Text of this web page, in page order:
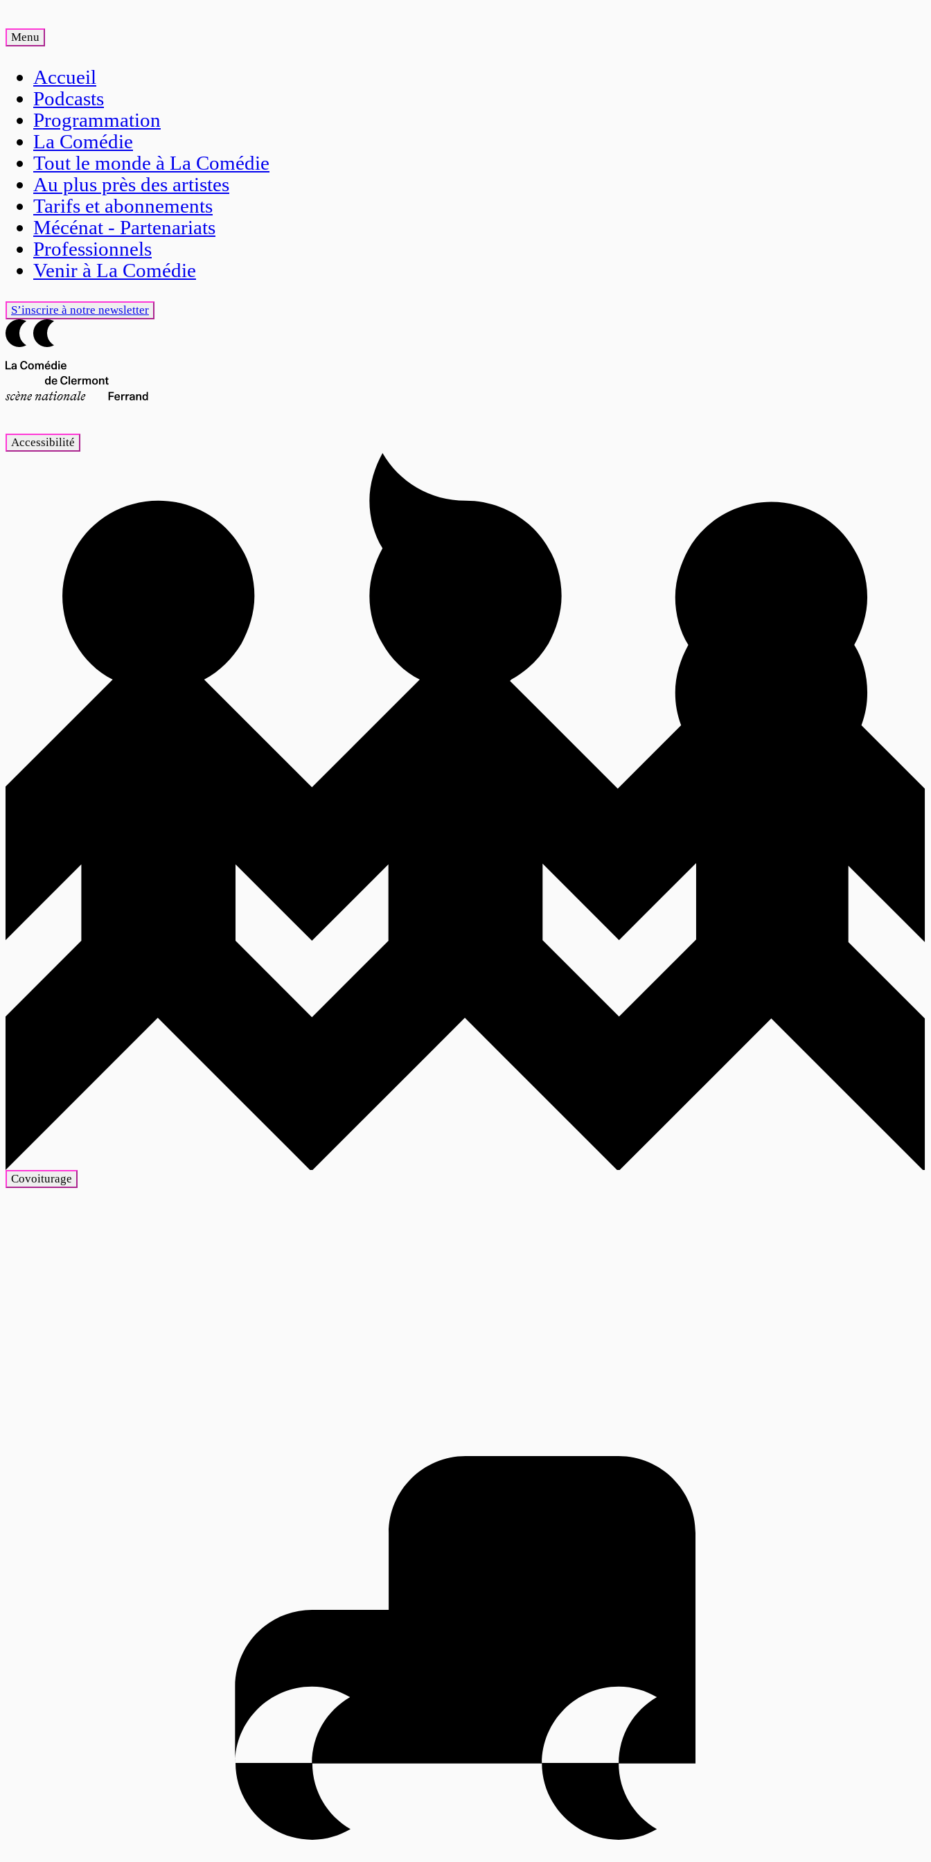
Menu
Accueil
Podcasts
Programmation
La Comédie
Tout le monde à La Comédie
Au plus près des artistes
Tarifs et abonnements
Mécénat - Partenariats
Professionnels
Venir à La Comédie
S’inscrire à notre newsletter
Accessibilité
Covoiturage